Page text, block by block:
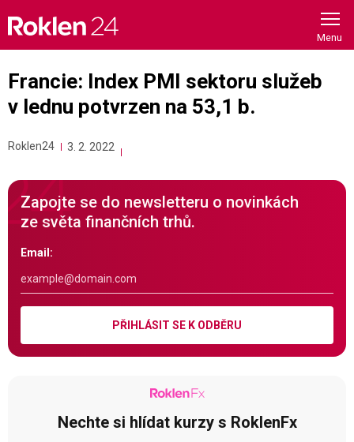
content
Francie: Index PMI sektoru služeb
v lednu potvrzen na 53,1 b.
Roklen24 3. 2. 2022
Zapojte se do newsletteru o novinkách
ze světa finančních trhů.
Email:
PŘIHLÁSIT SE K ODBĚRU
Nechte si hlídat kurzy s RoklenFx